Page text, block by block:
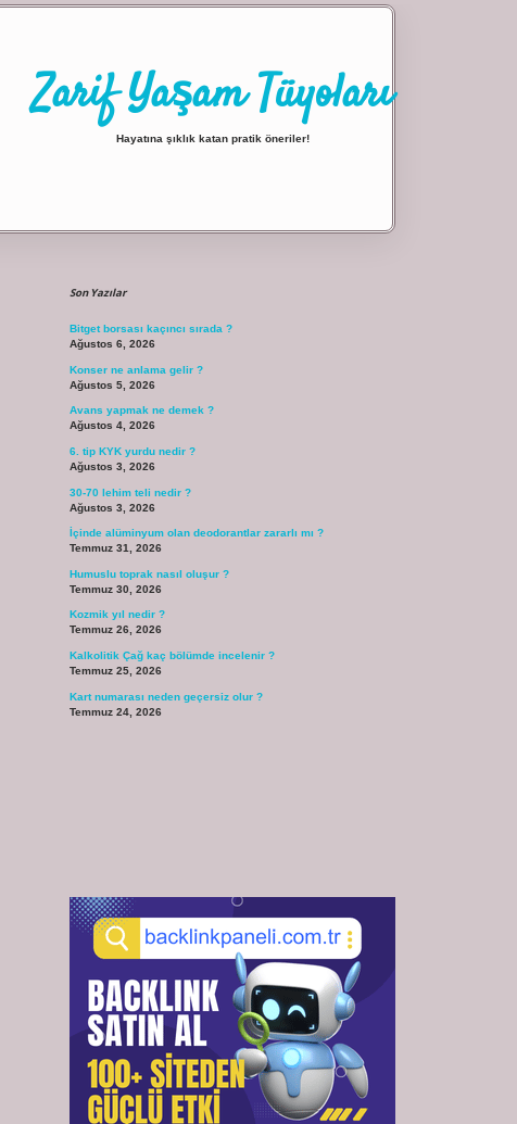
Zarif Yaşam Tüyoları
Hayatına şıklık katan pratik öneriler!
Son Yazılar
Bitget borsası kaçıncı sırada ?
Ağustos 6, 2026
Konser ne anlama gelir ?
Ağustos 5, 2026
Avans yapmak ne demek ?
Ağustos 4, 2026
6. tip KYK yurdu nedir ?
Ağustos 3, 2026
30-70 lehim teli nedir ?
Ağustos 3, 2026
İçinde alüminyum olan deodorantlar zararlı mı ?
Temmuz 31, 2026
Humuslu toprak nasıl oluşur ?
Temmuz 30, 2026
Kozmik yıl nedir ?
Temmuz 26, 2026
Kalkolitik Çağ kaç bölümde incelenir ?
Temmuz 25, 2026
Kart numarası neden geçersiz olur ?
Temmuz 24, 2026